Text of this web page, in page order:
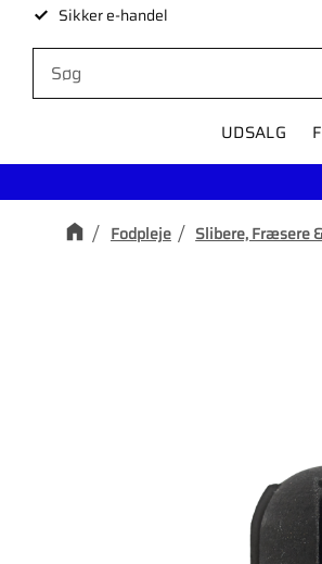
Sikker e-handel
UDSALG
Fodpleje Slibere, Fræsere